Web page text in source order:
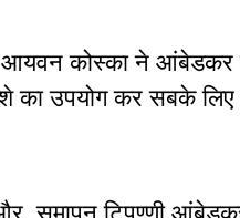
आयवन कोस्का ने आंबेडकर
उपयोग कर सबके लिए